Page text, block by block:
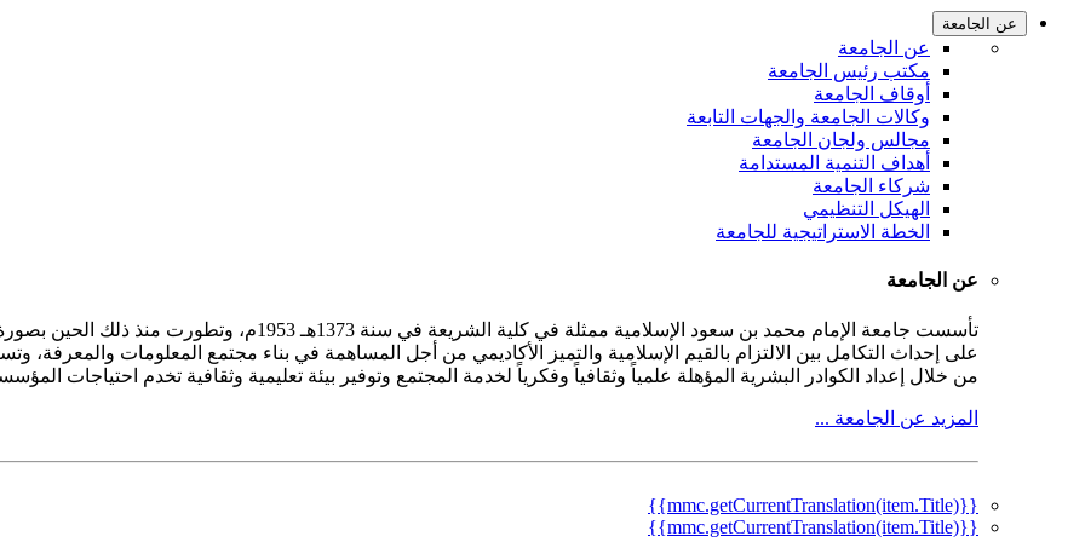
عن الجامعة
عن الجامعة
مكتب رئيس الجامعة
أوقاف الجامعة
وكالات الجامعة والجهات التابعة
مجالس ولجان الجامعة
أهداف التنمية المستدامة
شركاء الجامعة
الهيكل التنظيمي
الخطة الاستراتيجية للجامعة
عن الجامعة
على إحداث التكامل بين الالتزام بالقيم الإسلامية والتميز الأكاديمي من أجل المساهمة في بناء مجتمع المعلومات والمعرفة،
من خلال إعداد الكوادر البشرية المؤهلة علمياً وثقافياً وفكرياً لخدمة المجتمع وتوفير بيئة تعليمية وثقافية تخدم احتياجات
المزيد عن الجامعة ...
{{mmc.getCurrentTranslation(item.Title)}}
{{mmc.getCurrentTranslation(item.Title)}}